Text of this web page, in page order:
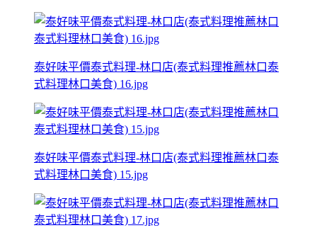
泰好味平價泰式料理-林口店(泰式料理推薦林口泰
式料理林口美食) 16.jpg
泰好味平價泰式料理-林口店(泰式料理推薦林口泰
式料理林口美食) 15.jpg